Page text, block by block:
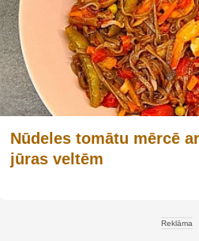
Nūdeles tomātu mērcē
jūras veltēm
Reklāma